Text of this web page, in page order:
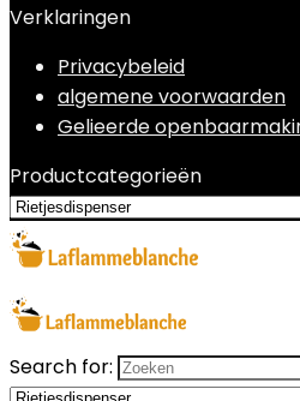
Verklaringen
Privacybeleid
algemene voorwaarden
Gelieerde
Productcategorieën
Search for: